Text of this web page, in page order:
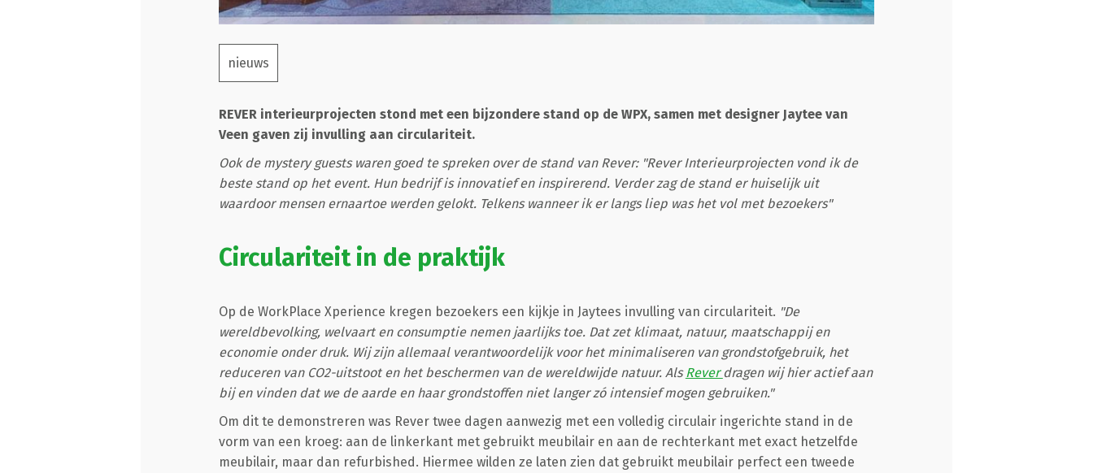
nieuws
REVER interieurprojecten stond met een bijzondere stand op de WPX, samen met designer Jaytee van
Veen gaven zij invulling aan circulariteit.
Ook de mystery guests waren goed te spreken over de stand van Rever: "Rever Interieurprojecten vond ik de
beste stand op het event. Hun bedrijf is innovatief en inspirerend. Verder zag de stand er huiselijk uit
waardoor mensen ernaartoe werden gelokt. Telkens wanneer ik er langs liep was het vol met bezoekers"
Circulariteit in de praktijk
Op de WorkPlace Xperience kregen bezoekers een kijkje in Jaytees invulling van circulariteit. "De
wereldbevolking, welvaart en consumptie nemen jaarlijks toe. Dat zet klimaat, natuur, maatschappij en
economie onder druk. Wij zijn allemaal verantwoordelijk voor het minimaliseren van grondstofgebruik, het
reduceren van CO2-uitstoot en het beschermen van de wereldwijde natuur. Als Reverdragen wij hier actief aan
bij en vinden dat we de aarde en haar grondstoffen niet langer zó intensief mogen gebruiken."
Om dit te demonstreren was Rever twee dagen aanwezig met een volledig circulair ingerichte stand in de
vorm van een kroeg: aan de linkerkant met gebruikt meubilair en aan de rechterkant met exact hetzelfde
meubilair, maar dan refurbished. Hiermee wilden ze laten zien dat gebruikt meubilair perfect een tweede